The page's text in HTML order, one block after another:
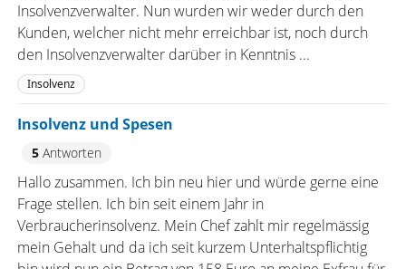
Insolvenzverwalter. Nun wurden wir weder durch den
Kunden, welcher nicht mehr erreichbar ist, noch durch
den Insolvenzverwalter darüber in Kenntnis ...
Insolvenz
Insolvenz und Spesen
5Antworten
Hallo zusammen. Ich bin neu hier und würde gerne eine
Frage stellen. Ich bin seit einem Jahr in
Verbraucherinsolvenz. Mein Chef zahlt mir regelmässig
mein Gehalt und da ich seit kurzem Unterhaltspflichtig